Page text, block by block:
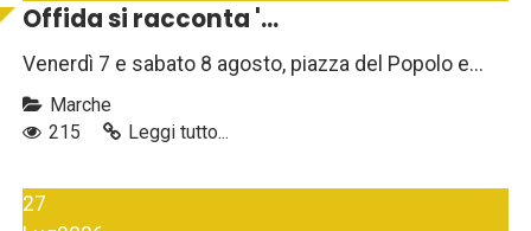
Offida si racconta '...
Venerdì 7 e sabato 8 agosto, piazza del Popolo e...
Marche
215
Leggi tutto...
27